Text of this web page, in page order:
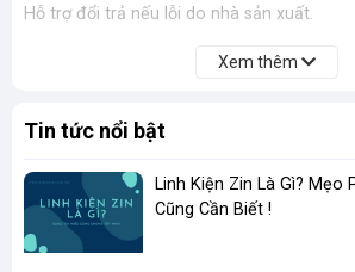
Hỗ trợ đổi trả nếu lỗi do nhà sản xuất.
Xem thêm
Tin tức nổi bật
Linh Kiện Zin Là Gì? Mẹo
Cũng Cần Biết !